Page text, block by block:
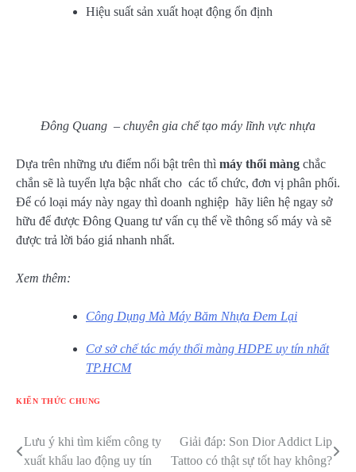
Hiệu suất sản xuất hoạt động ổn định
Đông Quang – chuyên gia chế tạo máy lĩnh vực nhựa
Dựa trên những ưu điểm nổi bật trên thì máy thổi màng chắc
chắn sẽ là tuyển lựa bậc nhất cho các tổ chức, đơn vị phân phối.
Để có loại máy này ngay thì doanh nghiệp hãy liên hệ ngay sở
hữu để được Đông Quang tư vấn cụ thể về thông số máy và sẽ
được trả lời báo giá nhanh nhất.
Xem thêm:
Công Dụng Mà Máy Băm Nhựa Đem Lại
Cơ sở chế tác máy thổi màng HDPE uy tín nhất
TP.HCM
KIẾN THỨC CHUNG
Điều
Lưu ý khi tìm kiếm công ty
xuất khẩu lao động uy tín
Giải đáp: Son Dior Addict Lip
Tattoo có thật sự tốt hay không?